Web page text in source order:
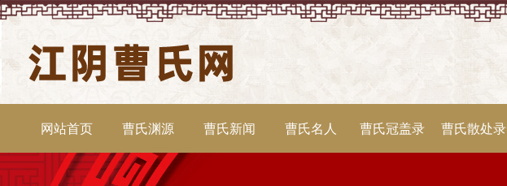
网站首页 曹氏渊源 曹氏新闻 曹氏名人 曹氏冠盖录 曹氏散处录